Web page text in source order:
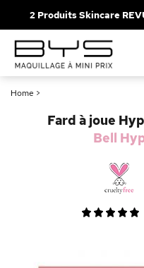
2 Produits Skincare
Home >
Fard à joue
Bell
Solaire